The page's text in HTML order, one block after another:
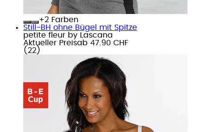
+
Farben
Still-BH ohne Bügel mit Spitze
petite fleur by Lascana
Aktueller Preisab 47.90 CHF
( 22 )